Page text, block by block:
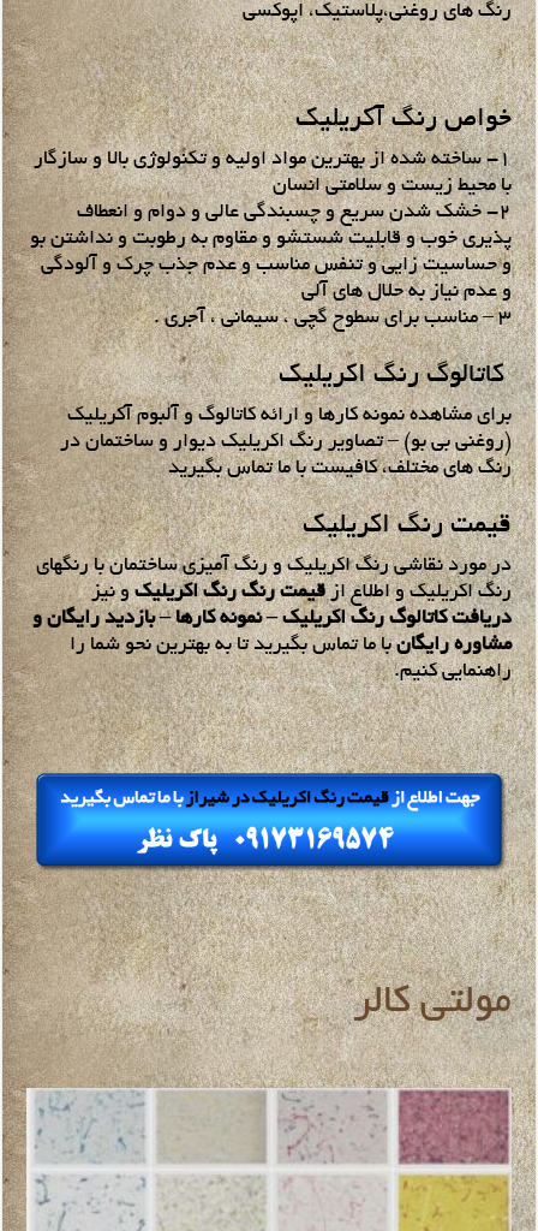
رنگ های روغنی،پلاستیک، اپوکسی
خواص رنگ آکریلیک
۱- ساخته شده از بهترین مواد اولیه و تکنولوژی بالا و سازگار
با محیط زیست و سلامتی انسان
۲- خشک شدن سریع و چسبندگی عالی و دوام و انعطاف
پذیری خوب و قابلیت شستشو و مقاوم به رطوبت و نداشتن بو
و حساسیت زایی و تنفس مناسب و عدم جذب چرک و آلودگی
و عدم نیاز به حلال های آلی
۳ – مناسب برای سطوح گچی ، سیمانی ، آجری .
کاتالوگ رنگ اکریلیک
برای مشاهده نمونه کارها و ارائه کاتالوگ و آلبوم آکریلیک
(روغنی بی بو) – تصاویر رنگ اکریلیک دیوار و ساختمان در
رنگ های مختلف، کافیست با ما تماس بگیرید
قیمت رنگ اکریلیک
در مورد نقاشی رنگ اکریلیک و رنگ آمیزی ساختمان با رنگهای
رنگ اکریلیک و اطلاع ازقیمت رنگ رنگ اکریلیکو نیز
دریافت کاتالوگ رنگ اکریلیک – نمونه کارها – بازدید رایگان و
مشاوره رایگانبا ما تماس بگیرید تا به بهترین نحو شما را
راهنمایی کنیم.
مولتی کالر